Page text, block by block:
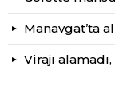
Manavgat’ta
Virajı